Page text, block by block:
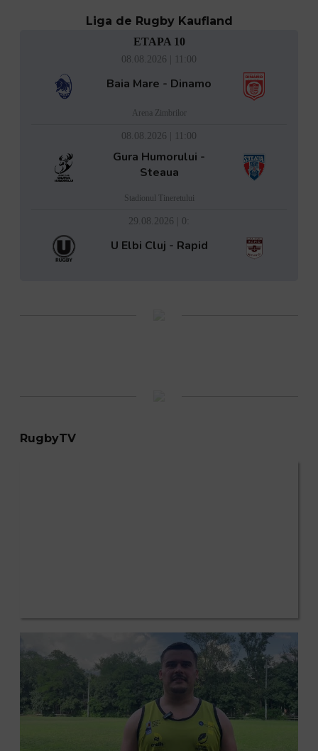
Liga de Rugby Kaufland
ETAPA 10
08.08.2026 | 11:00
Baia Mare - Dinamo
Arena Zimbrilor
08.08.2026 | 11:00
Gura Humorului -
Steaua
Stadionul Tineretului
29.08.2026 | 0:
U Elbi Cluj - Rapid
RugbyTV